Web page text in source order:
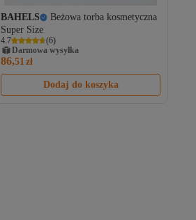
BAHELS
Beżowa torba kosmetyczna
Super Size
4.7 (6)
Darmowa wysyłka
86,51 zł
Dodaj do koszyka